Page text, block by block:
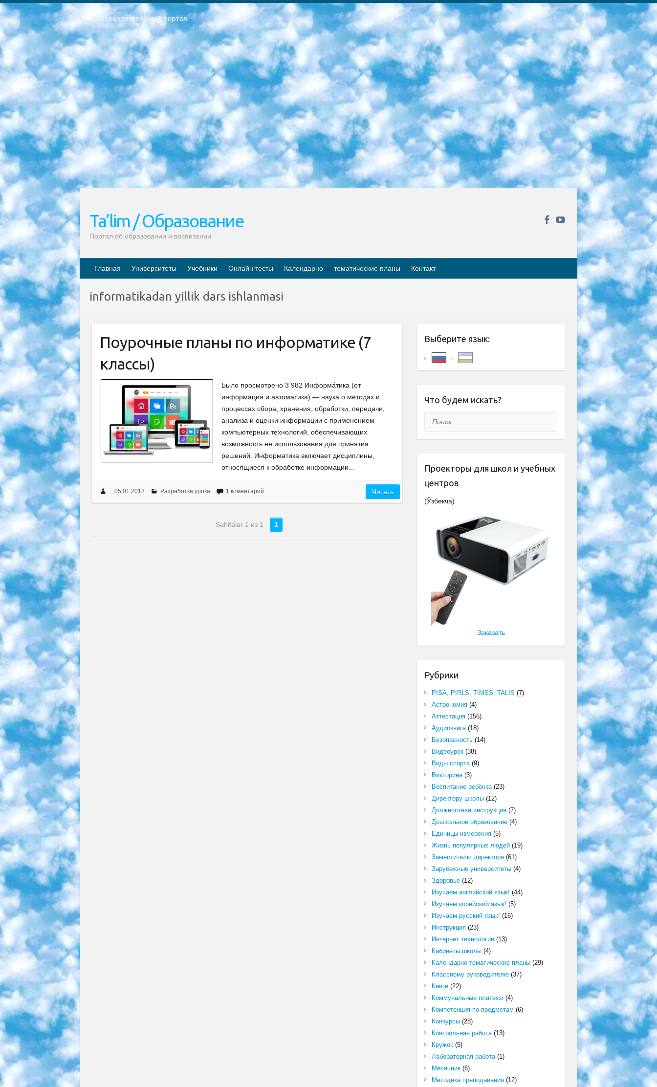
Образовательный портал
РЕСПУБЛИКА УЗБЕКИСТАН МИНИСТРЕРСТВО ДОШКОЛЬНОГО И ШКОЛЬНОГО ОБРАЗОВАНИЯ КОМАНДА в общеобразовательных учреждениях в 2023-2024 учебном году организация и проведение итоговой государственной аттестации обучающихся о Министра дошкольного и школьного образования Республики Узбекистан от 4 марта 2008 года (постановлением Минюста от 20 марта 2008 года № 1778 государственной регистрации) «Итоговое состояние учащихся общего среднего образования на основании положения об утверждении положения об аттестации общего среднего образования выпускной экзамен студентов в образовательных учреждениях в 2023-2024 учебном году В целях организации и прохождения аттестации приказываю: 1. Следующее: перечень предметов, по которым будет проводиться итоговая государственная аттестация и экзамен формы перевода согласно приложению 1; сертификаты международного образца, оценивающие уровень владения иностранными языками перечень согласно приложению 2; 2. Педагогический при специализированных образовательных учреждениях. научно-практический центр квалификации и международной оценки (Д.Давидова) 2024 г. До 25 марта: задания по предметам, по которым будет проводиться итоговая аттестация разработка и утверждение технических условий; итоговая аттестация на основании разработанного предметного задания разработка вопросов по предметам (устно и письменно), экзамен передача; общеобразовательные средние школы и специальные учебные заведения учащиеся выпускных классов школ и интернатов в агентской системе подготовка базы данных экзаменационных материалов и критериев оценки; перевод базы экзаменационных материалов на все языки обучения подать в Республиканский образовательный центр для изготовления; варианты экзаменов на основе разработанных контрольных материалов пусть будут поставлены задачи формирования. 3. Республиканский образовательный центр (Ш.Худайкулов) до 5 апреля 2024 года. до: база данных предоставленных экзаменационных материалов на все языки обучения перевод и экспертиза; для слепых, слабовидящих, глухих, слабослышащих и умственно отсталых детей учащиеся выпускных классов специализированных школ и школ-интернатов база данных экзаменационных материалов на всех преподаваемых языках подготовка критериев оценки; специализированные школы для умственно отсталых детей и технологии для учащихся выпускных классов школ-интернатов разработка соответствующих рекомендаций и критериев проведения ЕГЭ по естествознанию давать задания. 4. Педагогический при специализированных образовательных учреждениях. Научно-практический центр навыков и международной оценки (Д.Давидова), Республика образовательный центр (Худайкулов Ш.) итоговый государственный аттестационный экзамен ориентирован на творческое и логическое мышление при подготовке базы материалов учитывать введение заданий. 5. Следует отметить, что: сертификат государственного образца о знании общеобразовательного предмета и как минимум национальный уровень B1 по предметам на иностранных языках, указанным в Приложении 2. или международно признанный сертификат эквивалентного уровня студенты, изучающие определенный предмет, освобождаются от экзамена; по соответствующим предметам запланирована итоговая государственная аттестация за день до дня, путем жеребьевки Рабочей группой (в письменной форме по предметам, проводимым в форме) из числа сформированных вариантов выбрано 2 варианта; 2 выбранных варианта экзамена анонсированы на официальном сайте министерства и все выпускники по всей стране на основе этих вариантов проводит итоговую государственную аттестацию. 6. Государственное образование учащихся средних общеобразовательных учреждений. знания в соответствии с квалификационными требованиями, которые необходимо приобрести на основании стандартов итоговый (выпускной) контроль для 9 и 11 классов в целях тестирования Экзамены (далее – экзамены) состоят из предметов, перечисленных в приложении 1. будет сделано. 7. Экзамены пройдут с 26 мая по 15 июня 2024 г. (кроме науки физического воспитания). 8. Физическая для учащихся 9 классов общесредних образовательных учреждений. Экзамены по предмету «Образование, квалификация медицина» 1-6 мая 2024 года. сотрудники перевести под присмотр (с отклонениями в физическом или умственном развитии) специализированная школа для детей, школы-интернаты и со сколиозом школы-интернаты санаторного типа для больных детей исключены). 9. Он был слепым, слабовидящим и имел нарушения опорно-двигательного аппарата. экзамены в специализированных школах и интернатах для детей должны проводиться исходя из требований, предъявляемых к общеобразовательным учреждениям (физкультура кроме науки). 10. Специализированная школа для глухих и слабослышащих детей. и экзамены в интернатах и быть реализован в виде письменного теста по математике. 11. Специальность для умственно отсталых детей. Для 9 класса Родной язык и литературное письмо Государственный язык (язык обучения – узбекский). для неклассов) написано Математическое письмо Письменная/устная история Узбекистана Физическое воспитание практично Итоговый контроль Для 11 класса Написание родного языка и литературы (эссе) Математическое письмо Узбекский язык (обучение на узбекском языке) не посещающее общее среднее образование для учреждений)/Образовательное учреждение выбор письменный и устный Иностранный язык письменный/устный Письменная/устная история Узбекистана *По выбору студента:  Химия  Физика  Основы государственного права  География 10 бесплатных образовательных ресурсов - Мы составили подборку онлайн-проектов с интерактивными упражнениями, видеолекциями и статьями. Они помогут вам обрести новые и освежить старые знания бесплатно. 1. «ИНТУИТ» Старейшая образовательная площадка Рунета. Здесь вы найдёте сотни текстовых и видеокурсов на десятки различных тем — от программирования до психологии. Многие курсы подготовлены российскими университетами и крупными международными компаниями вроде Intel и Microsoft. Самостоятельное обучение бесплатное, но желающие могут оплатить услуги персональных наставников. 2. «Смартия» знакомит с актуальными профессиями и подсказывает, как им обучаться. Выбрав заинтересовавшую вас специальность — SMM-специалист, фотограф, веб-дизайнер или другую, — увидите список необходимых для неё умений. Чтобы вы могли освоить их самостоятельно, для каждого умения площадка отображает подборку ссылок на учебные материалы. Хотя «Смартия» ориентируется на русскоязычную аудиторию, часть контента всё же доступна только на английском. 3. «Лекторий Физтеха» Проект Московского физико-технического института (Физтеха). С его помощью вы можете смотреть онлайн серии лекций, записанные на видео в этом вузе. В числе доступных предметов — физика, биология, химия, информационные технологии и другие. К некоторым лекциям администрация ресурса прилагает готовые конспекты, которые можно скачивать в PDF-формате. 4. ITMOcourses Онлайн-площадка Санкт-Петербургского национального исследовательского университета информационных технологий, механики и оптики (ИТМО). Ресурс предоставляет свободный доступ к курсам, разработанным в этом вузе. Каталог материалов разбит на четыре категории: «Оптические системы и технологии», «Приборостроение и робототехника», «Информационные технологии» и «Биотехнологии». Курсы состоят из видеолекций, интерактивных демонстраций и заданий. 5. «КиберЛенинка» Электронная научная библиотека открытого доступа. Каталог площадки регулярно обрастает текстами статей из различных научных изданий. Сгруппированные по журналам и рубрикам публикации можно читать онлайн или скачивать целиком в PDF-формате. Проект нацелен на популяризацию науки за счёт открытого доступа к качественной информации. 6. «ПостНаука» На этом ресурсе публикуют подборки видеолекций, составленные экспертами из разных отраслей и объединённые общими темами. Среди них, к примеру, есть серии «Биоинформатика и геномика», «Культура средневековой Скандинавии» и Cinema Studies о теории кино. Каждая подборка лекций — логически связанная история, рассказанная экспертом от первого лица. Кроме того, на сайте появляются научно-образовательные статьи и тесты на разные темы. 7. «Newочём» Команда проекта «Newочём» отбирает самые интересные тексты из англоязычных СМИ и переводит те из них, за которые голосуют участники сообщества «ВКонтакте». По большей части это научно-популярные статьи. Редакторы придумывают лишь заголовки, в остальном содержание переводов соответствует оригиналам. Полные тексты можно читать прямо в социальной сети. 8. InternetUrok Онлайн-база материалов по основным дисциплинам школьной программы. Информация на сайте структурирована по классам, предметам и темам (урокам). Каждый урок состоит из видеолекций и конспектов. Есть также интерактивные тренажёры и тесты для закрепления пройденного материала. Даже если вы давно окончили школу, возможность повторить программу старших классов всегда может пригодиться. 9. Edutainme Ещё один ресурс об образовании. В отличие от Newtonew, как мне кажется, Edutainme больше ориентируется на представителей индустрии: педагогов, предпринимателей, разработчиков образовательных проектов. Но и любой, кто просто стремится к саморазвитию, найдёт на сайте много полезного и интересного для себя. Например, информацию о новых курсах и образовательных сервисах. 10. Newtonew Онлайн-медиа об образовании и обучении в широком смысле. Авторы Newtonew пишут об инструментах, заведениях, тактиках и стратегиях, которые помогают учить других и получать новые знания самостоятельно. На этой площадке вы найдёте новости, обзоры, аналитические мат
Ta’lim / Образование
Портал об образовании и воспитании
Главная Университеты Учебники Онлайн тесты Календарно — тематические планы Контакт
informatikadan yillik dars ishlanmasi
Поурочные планы по информатике (7
классы)
Было просмотрено 3 982 Информа́тика (от
информация и автоматика) — наука о методах и
процессах сбора, хранения, обработки, передачи,
анализа и оценки информации с применением
компьютерных технологий, обеспечивающих
возможность её использования для принятия
решений. Информатика включает дисциплины,
относящиеся к обработке информации…
05.01.2018 Разработка урока 1 коментарий Читать
Sahifalar 1 из 1 1
Выберите язык:
Что будем искать?
Поиск
Проекторы для школ и учебных
центров
(Ўзбекча)
Заказать
Рубрики
PISA, PIRLS, TIMSS, TALIS (7)
Астрономия(4)
Аттестация(156)
Аудиокнига(18)
Безопасность(14)
Видеоурок(38)
Виды спорта(9)
Викторина(3)
Воспитание ребёнка(23)
Директору школы(12)
Должностная инструкция(7)
Дошкольное образование(4)
Единицы измерения(5)
Жизнь популярных людей(19)
Заместителю директора(61)
Зарубежные университеты(4)
Здоровье(12)
Изучаем английский язык! (44)
Изучаем корейский язык! (5)
Изучаем русский язык! (16)
Инструкция(23)
Интернет технологии(13)
Кабинеты школы(4)
Календарно-тематические планы(29)
Классному руководителю(37)
Книги(22)
Коммунальные платежи(4)
Компетенция по предметам (6)
Конкурсы(28)
Контрольная работа(13)
Кружок(5)
Лабораторная работа(1)
Месячник(6)
Методика преподавания(12)